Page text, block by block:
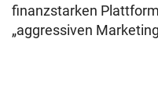
finanzstarken
„aggressiven